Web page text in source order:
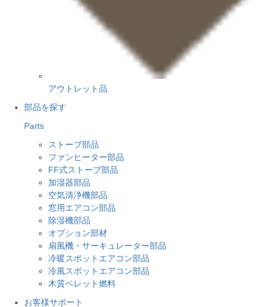
アウトレット品
部品を探す
Parts
ストーブ部品
ファンヒーター部品
FF式ストーブ部品
加湿器部品
空気清浄機部品
窓用エアコン部品
除湿機部品
オプション部材
扇風機・サーキュレーター部品
冷暖スポットエアコン部品
冷風スポットエアコン部品
木質ペレット燃料
お客様サポート